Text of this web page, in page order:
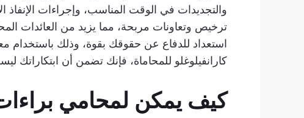
والتجديدات في الوقت المناسب، وإجراءات
ترخيص وتعاونات مربحة، مما يزيد من العائدات
استعداد للدفاع عن حقوقك بقوة، وذلك باستخدام
كارانفيلوغلو للمحاماة، فإنك تضمن أن
كيف يمكن لمحامي براءات